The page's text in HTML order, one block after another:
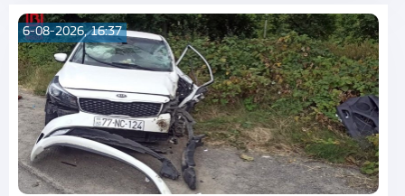
6-08-2026, 16:37